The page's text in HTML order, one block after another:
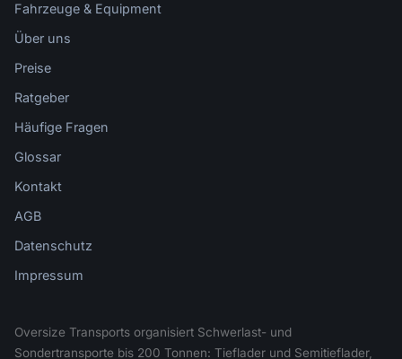
Fahrzeuge & Equipment
Über uns
Preise
Ratgeber
Häufige Fragen
Glossar
Kontakt
AGB
Datenschutz
Impressum
Oversize Transports organisiert Schwerlast- und
Sondertransporte bis 200 Tonnen: Tieflader und Semitieflader,